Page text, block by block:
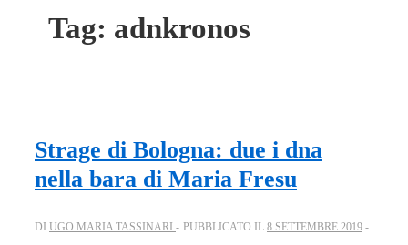
Tag: adnkronos
Strage di Bologna: due i dna
nella bara di Maria Fresu
DI UGO MARIA TASSINARI PUBBLICATO IL 8 SETTEMBRE 2019